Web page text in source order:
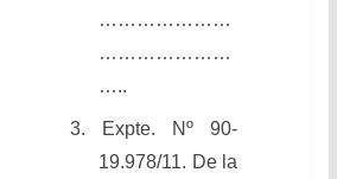
…………………
…………………
…..
3.
Expte. Nº 90-
19.978/11. De la